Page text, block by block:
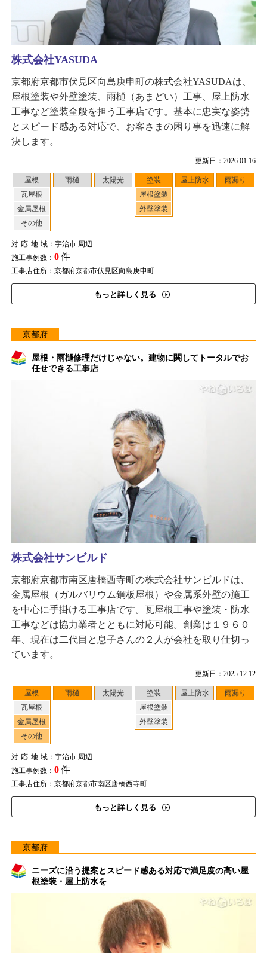
更新日：2026.01.16
屋根
瓦屋根
金属屋根
その他
雨樋 太陽光
塗装
屋根塗装
外壁塗装
屋上防水 雨漏り
対応地域：宇治市 周辺
施工事例数： 0件
工事店住所：京都府京都市伏見区向島庚申町
もっと詳しく見る
株式会社YASUDA
京都府京都市伏見区向島庚申町の株式会社YASUDAは、
屋根塗装や外壁塗装、雨樋（あまどい）工事、屋上防水
工事など塗装全般を担う工事店です。基本に忠実な姿勢
とスピード感ある対応で、お客さまの困り事を迅速に解
決します。
京都府
屋根・雨樋修理だけじゃない。建物に関してトータルでお
任せできる工事店
更新日：2025.12.12
屋根
瓦屋根
金属屋根
その他
雨樋 太陽光
塗装
屋根塗装
外壁塗装
屋上防水 雨漏り
対応地域：宇治市 周辺
施工事例数： 0件
工事店住所：京都府京都市南区唐橋西寺町
もっと詳しく見る
株式会社サンビルド
京都府京都市南区唐橋西寺町の株式会社サンビルドは、
金属屋根（ガルバリウム鋼板屋根）や金属系外壁の施工
を中心に手掛ける工事店です。瓦屋根工事や塗装・防水
工事などは協力業者とともに対応可能。創業は１９６０
年、現在は二代目と息子さんの２人が会社を取り仕切っ
ています。
京都府
ニーズに沿う提案とスピード感ある対応で満足度の高い屋
根塗装・屋上防水を